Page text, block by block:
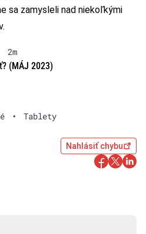
sa zamysleli nad niekoľkými
2m
(MÁJ 2023)
• Tablety
Nahlásiť chybu